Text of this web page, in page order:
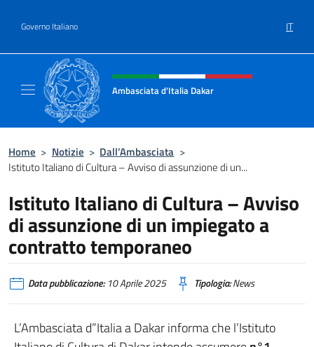
Governo Italiano IT
Intestazione sito, social e menù
Ambasciata d'Italia Dakar
Home > Notizie > Dall’Ambasciata >
Istituto Italiano di Cultura – Avviso di assunzione di un...
Istituto Italiano di Cultura – Avviso
di assunzione di un impiegato a
contratto temporaneo
Data pubblicazione:10 Aprile 2025 Tipologia:News
L’Ambasciata d”Italia a Dakar informa che l’Istituto